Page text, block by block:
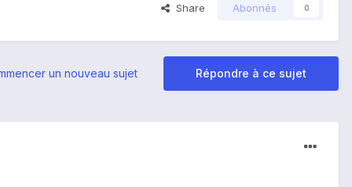
Share Abonnés 0
Répondre à ce sujet
un nouveau sujet